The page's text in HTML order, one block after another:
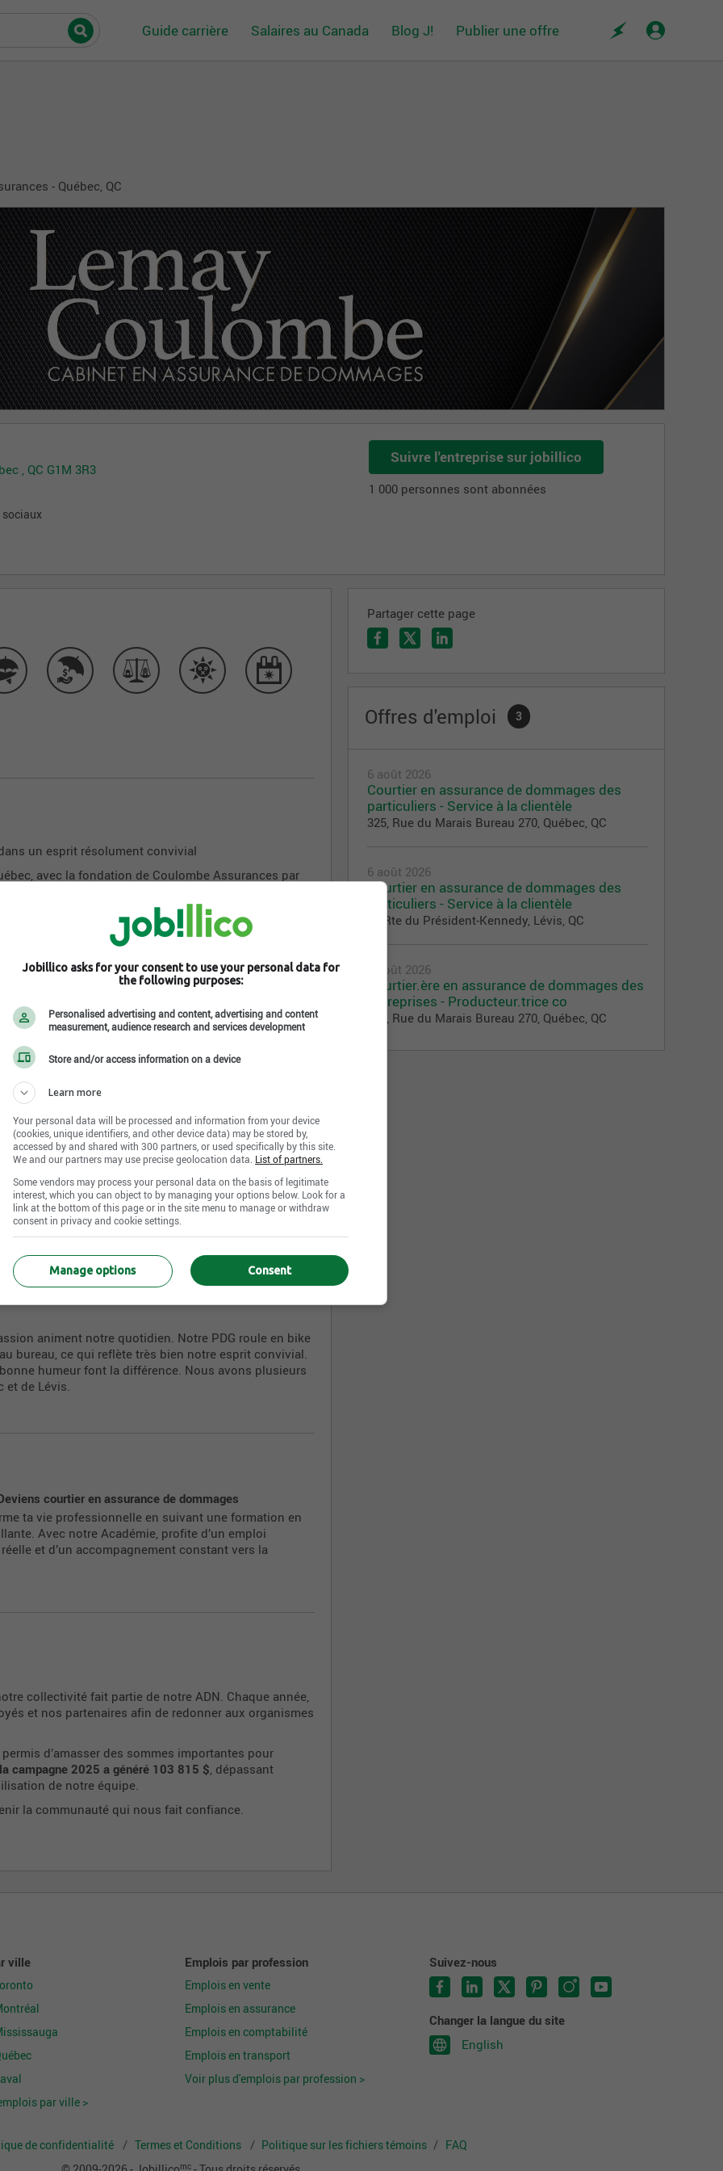
Guide carrière Salaires au Canada Blog J! Publier une offre
- Québec, QC
, QC G1M 3R3
sociaux
Suivre l'entreprise sur jobillico
1 000 personnes sont abonnées
un esprit résolument convivial
avec la fondation de Coulombe Assurances par
l’entreprise en 2007, on n’y trouve que deux
à l’entreprise une mission double : offrir un
résolument convivial.
chacun s’emploie à offrir le meilleur soutien
d’offrir la protection qui convient le mieux à
nous en faisons une valeur centrale, et c’est aussi
aller de soi. L’écoute, la qualité des échanges et la
propres amis, c’est cependant loin d’être la norme.
toujours, c’est pas plus dur d’être « smatte ».
animent notre quotidien. Notre PDG roule en bike
bureau, ce qui reflète très bien notre esprit convivial.
humeur font la différence. Nous avons plusieurs
de Lévis.
courtier en assurance de dommages
ta vie professionnelle en suivant une formation en
Avec notre Académie, profite d’un emploi
et d’un accompagnement constant vers la
collectivité fait partie de notre ADN. Chaque année,
et nos partenaires afin de redonner aux organismes
d’amasser des sommes importantes pour
la campagne 2025 a généré 103 815 $ , dépassant
de notre équipe.
la communauté qui nous fait confiance.
Partager cette page
Offres d'emploi 3
6 août 2026
Courtier en assurance de dommages des
particuliers - Service à la clientèle
325, Rue du Marais Bureau 270, Québec, QC
6 août 2026
Courtier en assurance de dommages des
particuliers - Service à la clientèle
50 Rte du Président-Kennedy, Lévis, QC
5 août 2026
Courtier.ère en assurance de dommages des
entreprises - Producteur.trice co
325, Rue du Marais Bureau 270, Québec, QC
ville
par ville >
Emplois par profession
Emplois en vente
Emplois en assurance
Emplois en comptabilité
Emplois en transport
Voir plus d'emplois par profession >
Suivez-nous
Changer la langue du site
English
de confidentialité Termes et Conditions Politique sur les fichiers témoins
FAQ
mc
Jobillico asks for your consent to use your personal data for
the following purposes:
Personalised advertising and content, advertising and content
measurement, audience research and services development
Store and/or access information on a device
Learn more
Your personal data will be processed and information from your device
(cookies, unique identifiers, and other device data) may be stored by,
accessed by and shared with 300 partners, or used specifically by this site.
We and our partners may use precise geolocation data. List of partners.
Some vendors may process your personal data on the basis of legitimate
interest, which you can object to by managing your options below. Look for a
link at the bottom of this page or in the site menu to manage or withdraw
consent in privacy and cookie settings.
Consent
Manage options